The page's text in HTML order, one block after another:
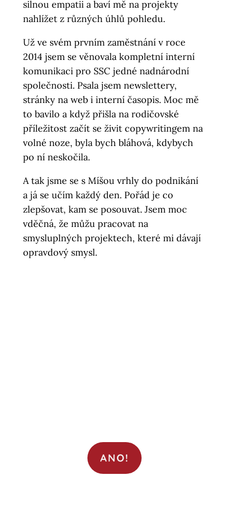
silnou empatii a baví mě na projekty
nahlížet z různých úhlů pohledu.
Už ve svém prvním zaměstnání v roce
2014 jsem se věnovala kompletní interní
komunikaci pro SSC jedné nadnárodní
společnosti. Psala jsem newslettery,
stránky na web i interní časopis. Moc mě
to bavilo a když přišla na rodičovské
příležitost začít se živit copywritingem na
volné noze, byla bych bláhová, kdybych
po ní neskočila.
A tak jsme se s Míšou vrhly do podnikání
a já se učím každý den. Pořád je co
zlepšovat, kam se posouvat. Jsem moc
vděčná, že můžu pracovat na
smysluplných projektech, které mi dávají
opravdový smysl.
ANO!